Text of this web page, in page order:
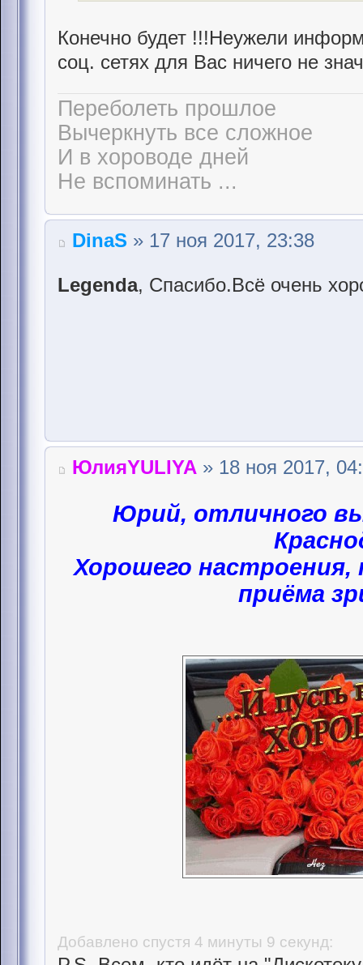
Конечно будет !!!Неужели
соц. сетях для Вас ничего не
Переболеть прошлое
Вычеркнуть все сложное
И в хороводе дней
Не вспоминать ...
DinaS » 17 ноя 2017, 23:38
Legenda, Спасибо.Всё очень
ЮлияYULIYA » 18 ноя 2017,
Юрий, отличного
Хорошего настроения,
приёма
Добавлено спустя 4 минуты 9 секунд: